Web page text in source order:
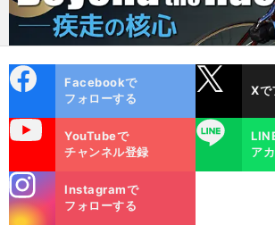
ok
Facebookで
フォローする
Xで
YouTubeで
チャンネル登録
LINE
ア
m
Instagramで
フォローする